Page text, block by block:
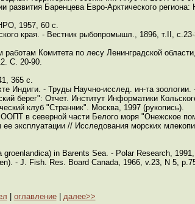
развития Баренцева Евро-Арктического
1957, 60 с.
края. - Вестник рыбопромышл., 1896, т.II,
Комитета по лесу Ленинградской
С. 20-90.
365 с.
- Труды Научно-исслед. ин-та зоологии.
берег": Отчет. Институт Информатики
клуб "Странник". Москва, 1997 (рукопись).
в северной части Белого моря "Онежское
эксплуатации // Исследования морских
in Barents Sea. - Polar Research,
- J. Fish. Res. Board Canada, 1966, v.23, N 5,
оглавление| далее>>